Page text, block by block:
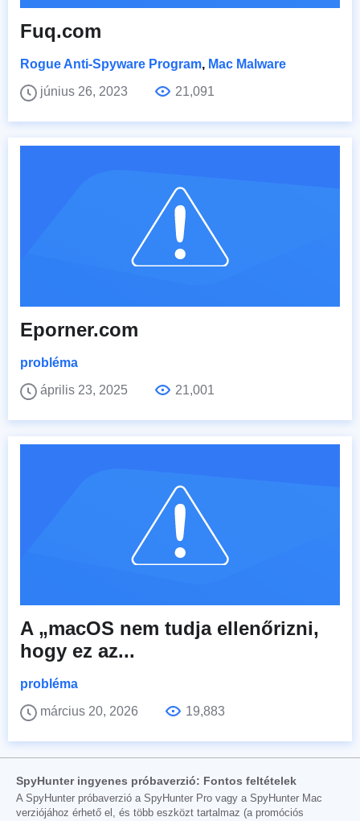
Fuq.com
Rogue Anti-Spyware Program, Mac Malware
június 26, 2023
21,091
Eporner.com
probléma
április 23, 2025
21,001
A „macOS nem tudja ellenőrizni,
hogy ez az...
probléma
március 20, 2026
19,883
SpyHunter ingyenes próbaverzió: Fontos feltételek
A SpyHunter próbaverzió a SpyHunter Pro vagy a SpyHunter Mac
verziójához érhető el, és több eszközt tartalmaz (a promóciós